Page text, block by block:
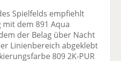
Spielfelds empfiehlt
mit dem 891 Aqua
der Belag über Nacht
Linienbereich abgeklebt
809 2K-PUR